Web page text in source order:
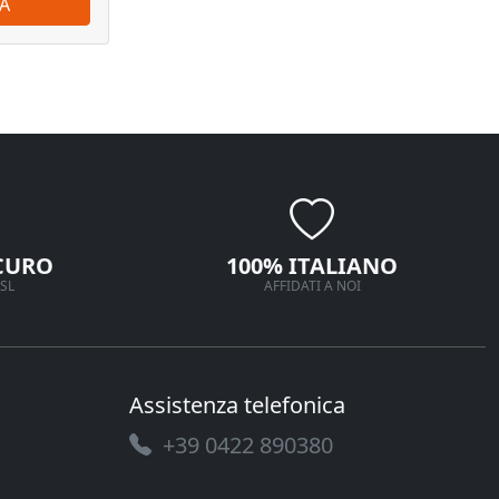
100% ITALIANO
AFFIDATI A NOI
Assistenza telefonica
+39 0422 890380